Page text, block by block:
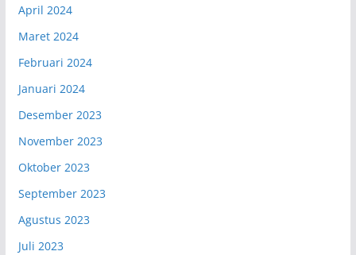
April 2024
Maret 2024
Februari 2024
Januari 2024
Desember 2023
November 2023
Oktober 2023
September 2023
Agustus 2023
Juli 2023